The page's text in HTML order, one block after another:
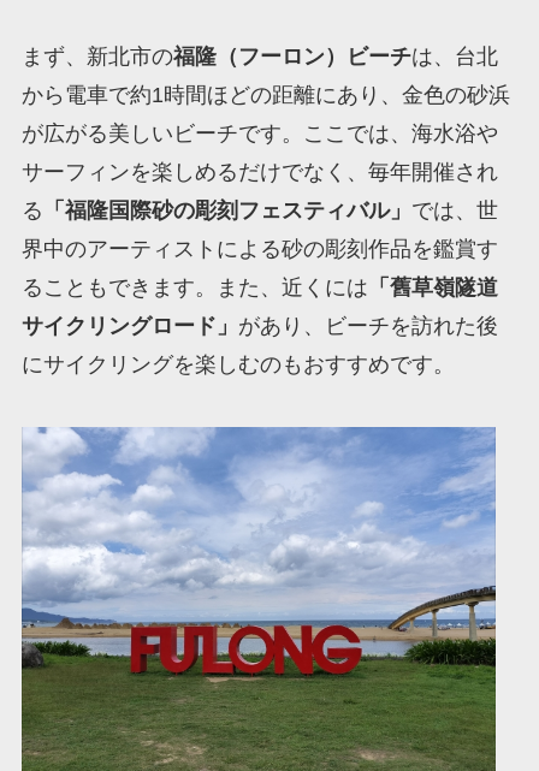
まず、新北市の福隆（フーロン）ビーチは、台北
から電車で約1時間ほどの距離にあり、金色の砂浜
が広がる美しいビーチです。ここでは、海水浴や
サーフィンを楽しめるだけでなく、毎年開催され
る 「福隆国際砂の彫刻フェスティバル」 では、世
界中のアーティストによる砂の彫刻作品を鑑賞す
ることもできます。また、近くには 「舊草嶺隧道
サイクリングロード」 があり、ビーチを訪れた後
にサイクリングを楽しむのもおすすめです。